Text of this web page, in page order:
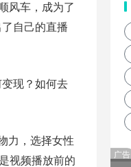
风车，成为了
自己的直播
现？如何去
力，选择女性
视频播放前的
广告